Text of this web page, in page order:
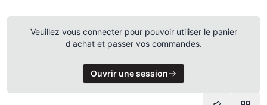
Veuillez vous connecter pour pouvoir utiliser le panier
d'achat et passer vos commandes.
Ouvrir une session